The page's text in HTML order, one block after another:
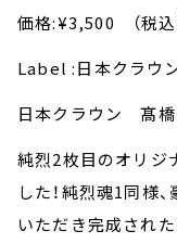
価格:¥3,500 （税込
Label :日本クラ
日本クラウン 髙橋
純烈2枚目のオリジ
した！純烈魂1同様
いただき完成され